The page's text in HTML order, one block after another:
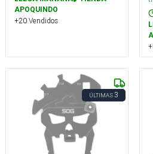
APOQUINDO
+20 Vendidos
ÚLTIMAS3